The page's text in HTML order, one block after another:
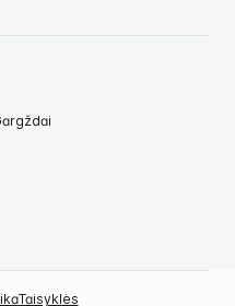
Taisyklės